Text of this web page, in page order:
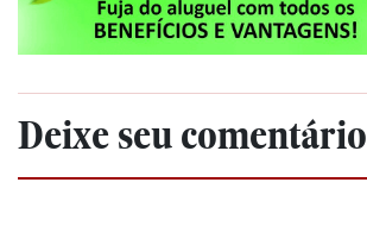
Deixe seu comentário